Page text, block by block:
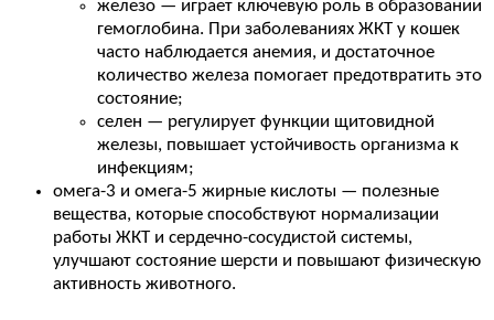
железо — играет ключевую роль в образовании
гемоглобина. При заболеваниях ЖКТ у кошек
часто наблюдается анемия, и достаточное
количество железа помогает предотвратить это
состояние;
селен — регулирует функции щитовидной
железы, повышает устойчивость организма к
инфекциям;
омега-3 и омега-5 жирные кислоты — полезные
вещества, которые способствуют нормализации
работы ЖКТ и сердечно-сосудистой системы,
улучшают состояние шерсти и повышают физическую
активность животного.